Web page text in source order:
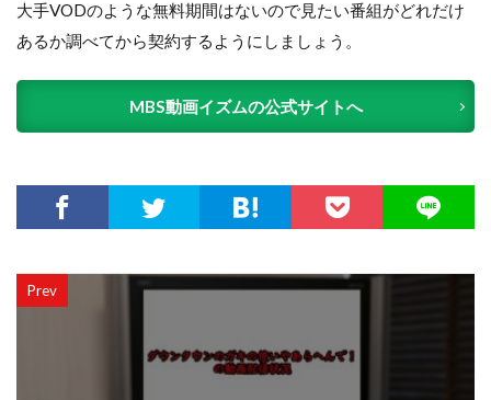
大手VODのような無料期間はないので見たい番組がどれだけ
あるか調べてから契約するようにしましょう。
MBS動画イズムの公式サイトへ
Prev